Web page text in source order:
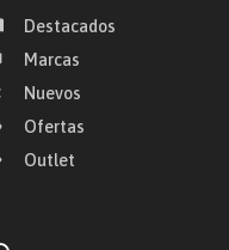
Destacados
Marcas
Nuevos
Ofertas
Outlet